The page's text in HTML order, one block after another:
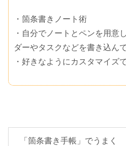
・箇条書きノート術
・自分でノートとペンを用意
ダーやタスクなどを書き込ん
・好きなようにカスタマイズ
「箇条書き手帳」でうまく